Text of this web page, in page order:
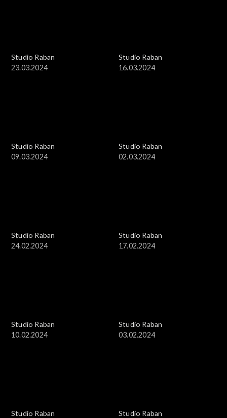
Studio Raban
23.03.2024
Studio Raban
16.03.2024
Studio Raban
09.03.2024
Studio Raban
02.03.2024
Studio Raban
24.02.2024
Studio Raban
17.02.2024
Studio Raban
10.02.2024
Studio Raban
03.02.2024
Studio Raban
Studio Raban